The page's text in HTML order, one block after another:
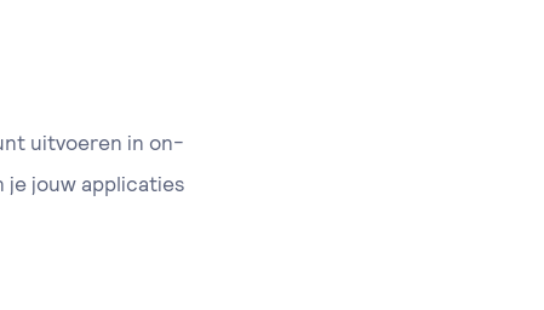
uitvoeren in on-
je jouw applicaties